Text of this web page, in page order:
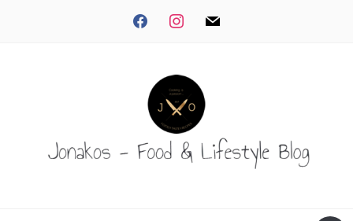
facebookinstagrammail